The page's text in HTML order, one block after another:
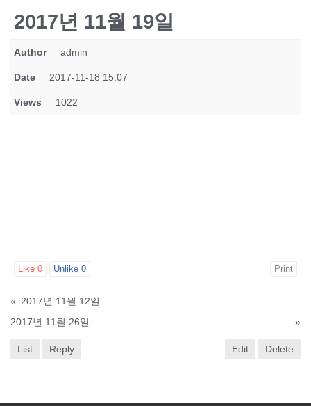
2017년 11월 19일
Author admin
Date 2017-11-18 15:07
Views 1022
Like 0 Unlike 0 Print
« 2017년 11월 12일
2017년 11월 26일
»
List Reply Edit Delete